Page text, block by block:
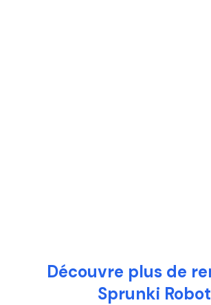
Découvre plus de
Sprunki Robot